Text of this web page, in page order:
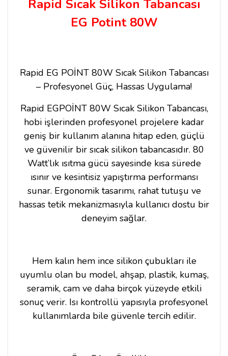
Rapid Sıcak Silikon Tabancası
EG Potint 80W
Rapid EG POİNT 80W Sıcak Silikon Tabancası
– Profesyonel Güç, Hassas Uygulama!
Rapid EGPOİNT 80W Sıcak Silikon Tabancası,
hobi işlerinden profesyonel projelere kadar
geniş bir kullanım alanına hitap eden, güçlü
ve güvenilir bir sıcak silikon tabancasıdır. 80
Watt’lık ısıtma gücü sayesinde kısa sürede
ısınır ve kesintisiz yapıştırma performansı
sunar. Ergonomik tasarımı, rahat tutuşu ve
hassas tetik mekanizmasıyla kullanıcı dostu bir
deneyim sağlar.
Hem kalın hem ince silikon çubukları ile
uyumlu olan bu model, ahşap, plastik, kumaş,
seramik, cam ve daha birçok yüzeyde etkili
sonuç verir. Isı kontrollü yapısıyla profesyonel
kullanımlarda bile güvenle tercih edilir.